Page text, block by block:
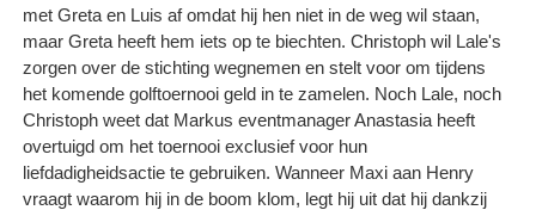
met Greta en Luis af omdat hij hen niet in de weg wil staan,
maar Greta heeft hem iets op te biechten. Christoph wil Lale's
zorgen over de stichting wegnemen en stelt voor om tijdens
het komende golftoernooi geld in te zamelen. Noch Lale, noch
Christoph weet dat Markus eventmanager Anastasia heeft
overtuigd om het toernooi exclusief voor hun
liefdadigheidsactie te gebruiken. Wanneer Maxi aan Henry
vraagt waarom hij in de boom klom, legt hij uit dat hij dankzij